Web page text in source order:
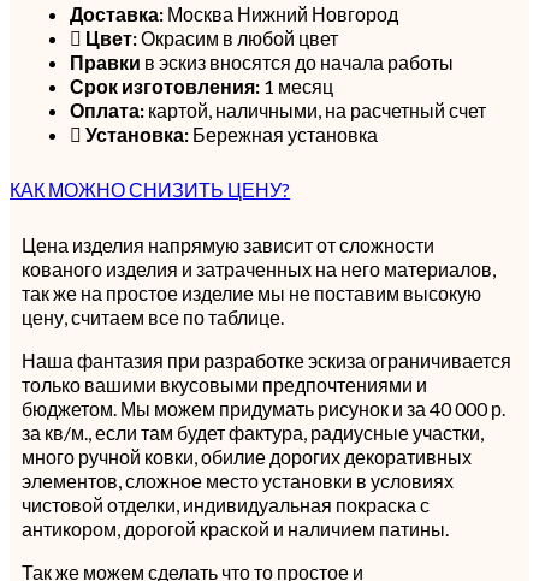
Доставка: Москва Нижний Новгород
Цвет:Окрасим в любой цвет
Правки в эскиз вносятся до начала работы
Срок изготовления: 1 месяц
Оплата: картой, наличными, на расчетный счет
Установка: Бережная установка
КАК МОЖНО СНИЗИТЬ ЦЕНУ?
Цена изделия напрямую зависит от сложности
кованого изделия и затраченных на него материалов,
так же на простое изделие мы не поставим высокую
цену, считаем все по таблице.
Наша фантазия при разработке эскиза ограничивается
только вашими вкусовыми предпочтениями и
бюджетом. Мы можем придумать рисунок и за 40 000 р.
за кв/м., если там будет фактура, радиусные участки,
много ручной ковки, обилие дорогих декоративных
элементов, сложное место установки в условиях
чистовой отделки, индивидуальная покраска с
антикором, дорогой краской и наличием патины.
Так же можем сделать что то простое и